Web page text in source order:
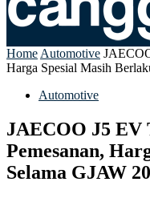
Home Automotive
Harga Spesial Masih
Automotive
JAECOO J5 EV
Pemesanan,
Selama GJAW